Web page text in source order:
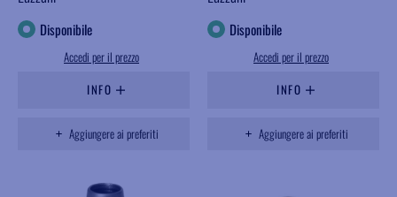
Disponibile
Accedi per il prezzo
INFO
Aggiungere ai preferiti
Disponibile
Accedi per il prezzo
INFO
Aggiungere ai preferiti